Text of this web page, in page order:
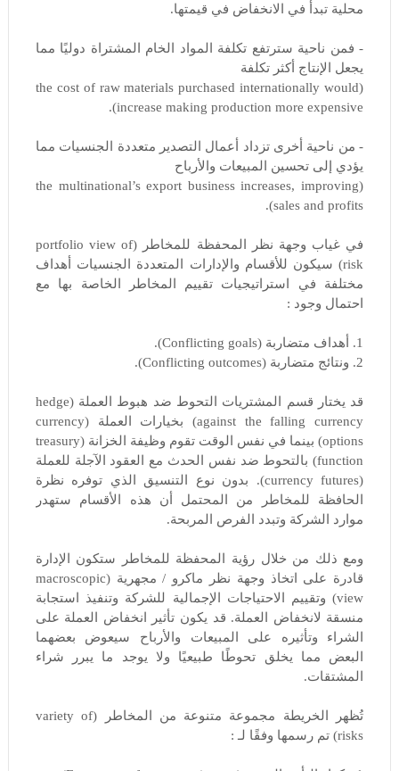
محلية تبدأ في الانخفاض في قيمتها.
- فمن ناحية سترتفع تكلفة المواد الخام المشتراة دوليًا مما
يجعل الإنتاج أكثر تكلفة
(the cost of raw materials purchased internationally would
increase making production more expensive).
- من ناحية أخرى تزداد أعمال التصدير متعددة الجنسيات مما
يؤدي إلى تحسين المبيعات والأرباح
(the multinational’s export business increases, improving
sales and profits).
في غياب وجهة نظر المحفظة للمخاطر (portfolio view of
risk) سيكون للأقسام والإدارات المتعددة الجنسيات أهداف
مختلفة في استراتيجيات تقييم المخاطر الخاصة بها مع
احتمال وجود :
1. أهداف متضاربة (Conflicting goals).
2. ونتائج متضاربة (Conflicting outcomes).
قد يختار قسم المشتريات التحوط ضد هبوط العملة (hedge
against the falling currency) بخيارات العملة (currency
options) بينما في نفس الوقت تقوم وظيفة الخزانة (treasury
function) بالتحوط ضد نفس الحدث مع العقود الآجلة للعملة
(currency futures). بدون نوع التنسيق الذي توفره نظرة
الحافظة للمخاطر من المحتمل أن هذه الأقسام ستهدر
موارد الشركة وتبدد الفرص المربحة.
ومع ذلك من خلال رؤية المحفظة للمخاطر ستكون الإدارة
قادرة على اتخاذ وجهة نظر ماكرو / مجهرية (macroscopic
view) وتقييم الاحتياجات الإجمالية للشركة وتنفيذ استجابة
منسقة لانخفاض العملة. قد يكون تأثير انخفاض العملة على
الشراء وتأثيره على المبيعات والأرباح سيعوض بعضهما
البعض مما يخلق تحوطًا طبيعيًا ولا يوجد ما يبرر شراء
المشتقات.
تُظهر الخريطة مجموعة متنوعة من المخاطر (variety of
risks) تم رسمها وفقًا لـ :